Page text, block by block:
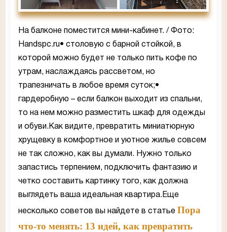
На балконе поместится мини-кабинет. / Фото:
Handspc.ru• столовую с барной стойкой, в
которой можно будет не только пить кофе по
утрам, наслаждаясь рассветом, но
трапезничать в любое время суток;•
гардеробную – если балкон выходит из спальни,
то на нем можно разместить шкаф для одежды
и обуви.Как видите, превратить миниатюрную
хрущевку в комфортное и уютное жилье совсем
не так сложно, как вы думали. Нужно только
запастись терпением, подключить фантазию и
четко составить картинку того, как должна
выглядеть ваша идеальная квартира.Еще
несколько советов вы найдете в статье Пора
что-то менять: 13 идей, как превратить